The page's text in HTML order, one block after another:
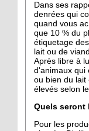
Dans ses
denrées qui
quand vous
que 10 % du
étiquetage
lait ou de
Après libre à
d'animaux qui
ou bien du lait
élevés selon
Quels seront
Pour les